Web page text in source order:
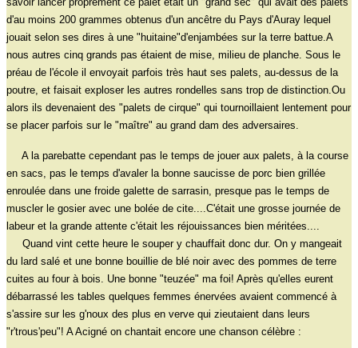
d'au moins 200 grammes obtenus d'un ancêtre du Pays d'Auray lequel
jouait selon ses dires à une "huitaine"d'enjambées sur la terre battue.A
nous autres cinq grands pas étaient de mise, milieu de planche. Sous le
préau de l'école il envoyait parfois très haut ses palets, au-dessus de la
poutre, et faisait exploser les autres rondelles sans trop de distinction.Ou
alors ils devenaient des "palets de cirque" qui tournoillaient lentement pour
se placer parfois sur le "maître" au grand dam des adversaires.
A la parebatte cependant pas le temps de jouer aux palets, à la course
en sacs, pas le temps d'avaler la bonne saucisse de porc bien grillée
enroulée dans une froide galette de sarrasin, presque pas le temps de
muscler le gosier avec une bolée de cite....C'était une grosse journée de
labeur et la grande attente c'était les réjouissances bien méritées....
Quand vint cette heure le souper y chauffait donc dur. On y mangeait
du lard salé et une bonne bouillie de blé noir avec des pommes de terre
cuites au four à bois. Une bonne "teuzée" ma foi! Après qu'elles eurent
débarrassé les tables quelques femmes énervées avaient commencé à
s'assire sur les g'noux des plus en verve qui zieutaient dans leurs
"r'trous'peu"! A Acigné on chantait encore une chanson célèbre :